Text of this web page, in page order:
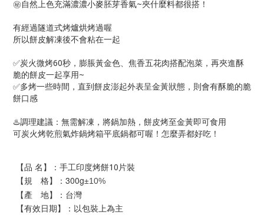
㊙️自然上色充滿濃濃小麥胚芽香氣~夾什麼料都很搭！
有經過隧道式烤爐烘烤過喔
所以餅皮解凍後不會粘在一起
✅炭火微烤60秒，膨脹黃金色、焦香五花肉搭配泡菜，再夾進酥
脆的餅皮一起享用~
✅多烤一些時間，直到餅皮澎起外表呈金黃狀態，則會有酥脆的脆
餅口感
♨️調理建議：無需解凍，將鍋加熱，餅皮烤至金黃即可食用
可炭火烤乾煎氣炸鍋烤箱平底鍋都可喔！怎麼弄都好吃！
【品 名】： 手工印度烤餅10片裝
【規 格】：300g±10%
【產 地】：台灣
【有效日期】：以包裝上為主